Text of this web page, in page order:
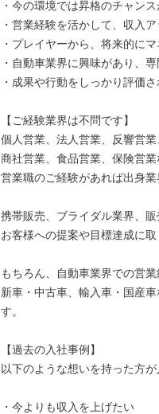
・今の環境では昇格のチャン
・営業経験を活かして、収入
・プレイヤーから、将来的に
・自動車業界に興味があり、
・成果や行動をしっかり評価
【ご経験業界は不問です】
個人営業、法人営業、反響営業
商社営業、食品営業、保険営業
営業職のご経験があれば出身業
携帯販売、ブライダル業界、販
お客様への提案や目標達成に
もちろん、自動車業界での営
新車・中古車、輸入車・国産
す。
【過去の入社事例】
以下のような想いを持った方が
・今よりも収入を上げたい